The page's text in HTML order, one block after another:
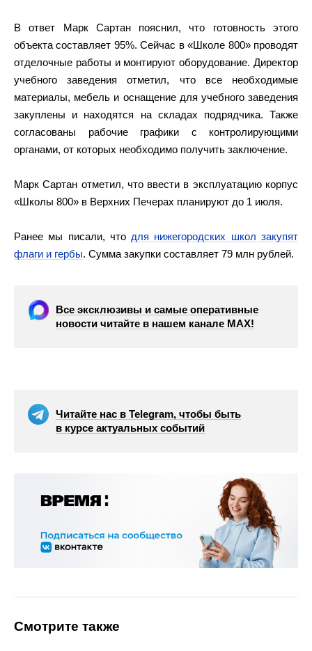
В ответ Марк Сартан пояснил, что готовность этого
объекта составляет 95%. Сейчас в «Школе 800» проводят
отделочные работы и монтируют оборудование. Директор
учебного заведения отметил, что все необходимые
материалы, мебель и оснащение для учебного заведения
закуплены и находятся на складах подрядчика. Также
согласованы рабочие графики с контролирующими
органами, от которых необходимо получить заключение.
Марк Сартан отметил, что ввести в эксплуатацию корпус
«Школы 800» в Верхних Печерах планируют до 1 июля.
Ранее мы писали, что для нижегородских школ закупят
флаги и гербы. Сумма закупки составляет 79 млн рублей.
Все эксклюзивы и самые оперативные
новости читайте в нашем канале МАХ!
Читайте нас в Telegram, чтобы быть
в курсе актуальных событий
Смотрите также